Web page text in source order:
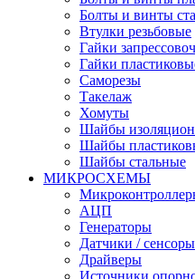
Болты и винты
Втулки резьбовые
Гайки
Гайки
Саморезы
Такелаж
Хомуты
Шайбы
Шайбы
Шайбы стальные
МИКРОСХЕМЫ
АЦП
Генераторы
Датчики / сенсоры
Драйверы
Источники